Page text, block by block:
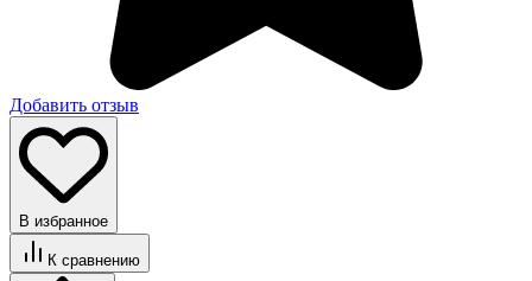
Добавить отзыв
В избранное
К сравнению